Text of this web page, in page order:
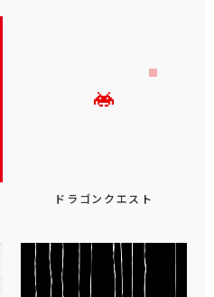
ドラゴンクエスト